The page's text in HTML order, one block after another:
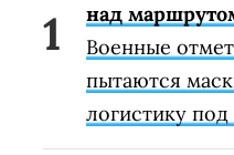
над
Военные
пытаются
логистику